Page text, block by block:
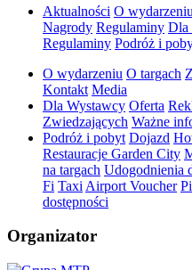
Aktualności O wydarzeniu
Nagrody Regulaminy Dla
Regulaminy Podróż i
O wydarzeniu O targach
Kontakt Media
Dla Wystawcy Oferta
Zwiedzających Ważne
Podróż i pobyt Dojazd
Restauracje Garden City
na targach Udogodnienia
Fi Taxi Airport Voucher
dostępności
Organizator